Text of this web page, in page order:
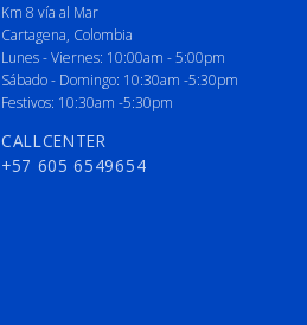
Km 8 vía al Mar
Cartagena, Colombia
Lunes - Viernes: 10:00am - 5:00pm
Sábado - Domingo: 10:30am -5:30pm
Festivos: 10:30am -5:30pm
CALLCENTER
+57 605 6549654